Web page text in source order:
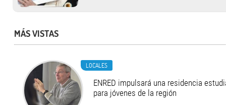
MÁS VISTAS
LOCALES
ENRED impulsará una residencia
para jóvenes de la región